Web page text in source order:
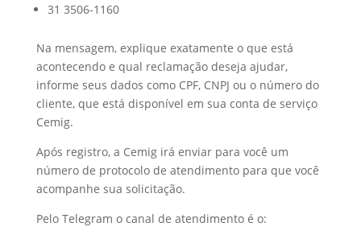
31 3506-1160
Na mensagem, explique exatamente o que está
acontecendo e qual reclamação deseja ajudar,
informe seus dados como CPF, CNPJ ou o número do
cliente, que está disponível em sua conta de serviço
Cemig.
Após registro, a Cemig irá enviar para você um
número de protocolo de atendimento para que você
acompanhe sua solicitação.
Pelo Telegram o canal de atendimento é o: